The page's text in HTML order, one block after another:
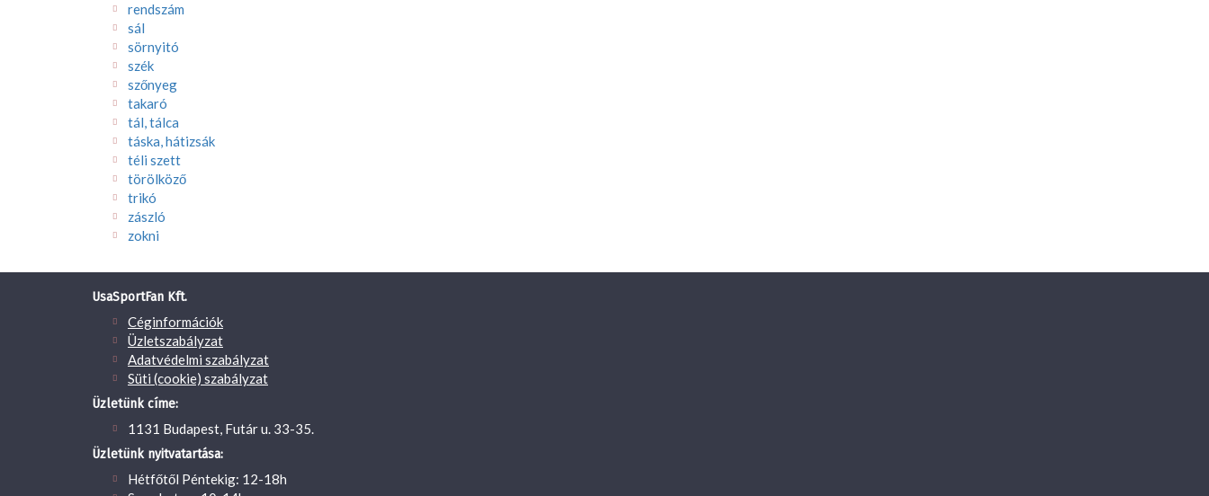
rendszám
sál
sörnyitó
szék
szőnyeg
takaró
tál, tálca
táska, hátizsák
téli szett
törölköző
trikó
zászló
zokni
UsaSportFan Kft.
Céginformációk
Üzletszabályzat
Adatvédelmi szabályzat
Süti (cookie) szabályzat
Üzletünk címe:
1131 Budapest, Futár u. 33-35.
Üzletünk nyitvatartása:
Hétfőtől Péntekig: 12-18h